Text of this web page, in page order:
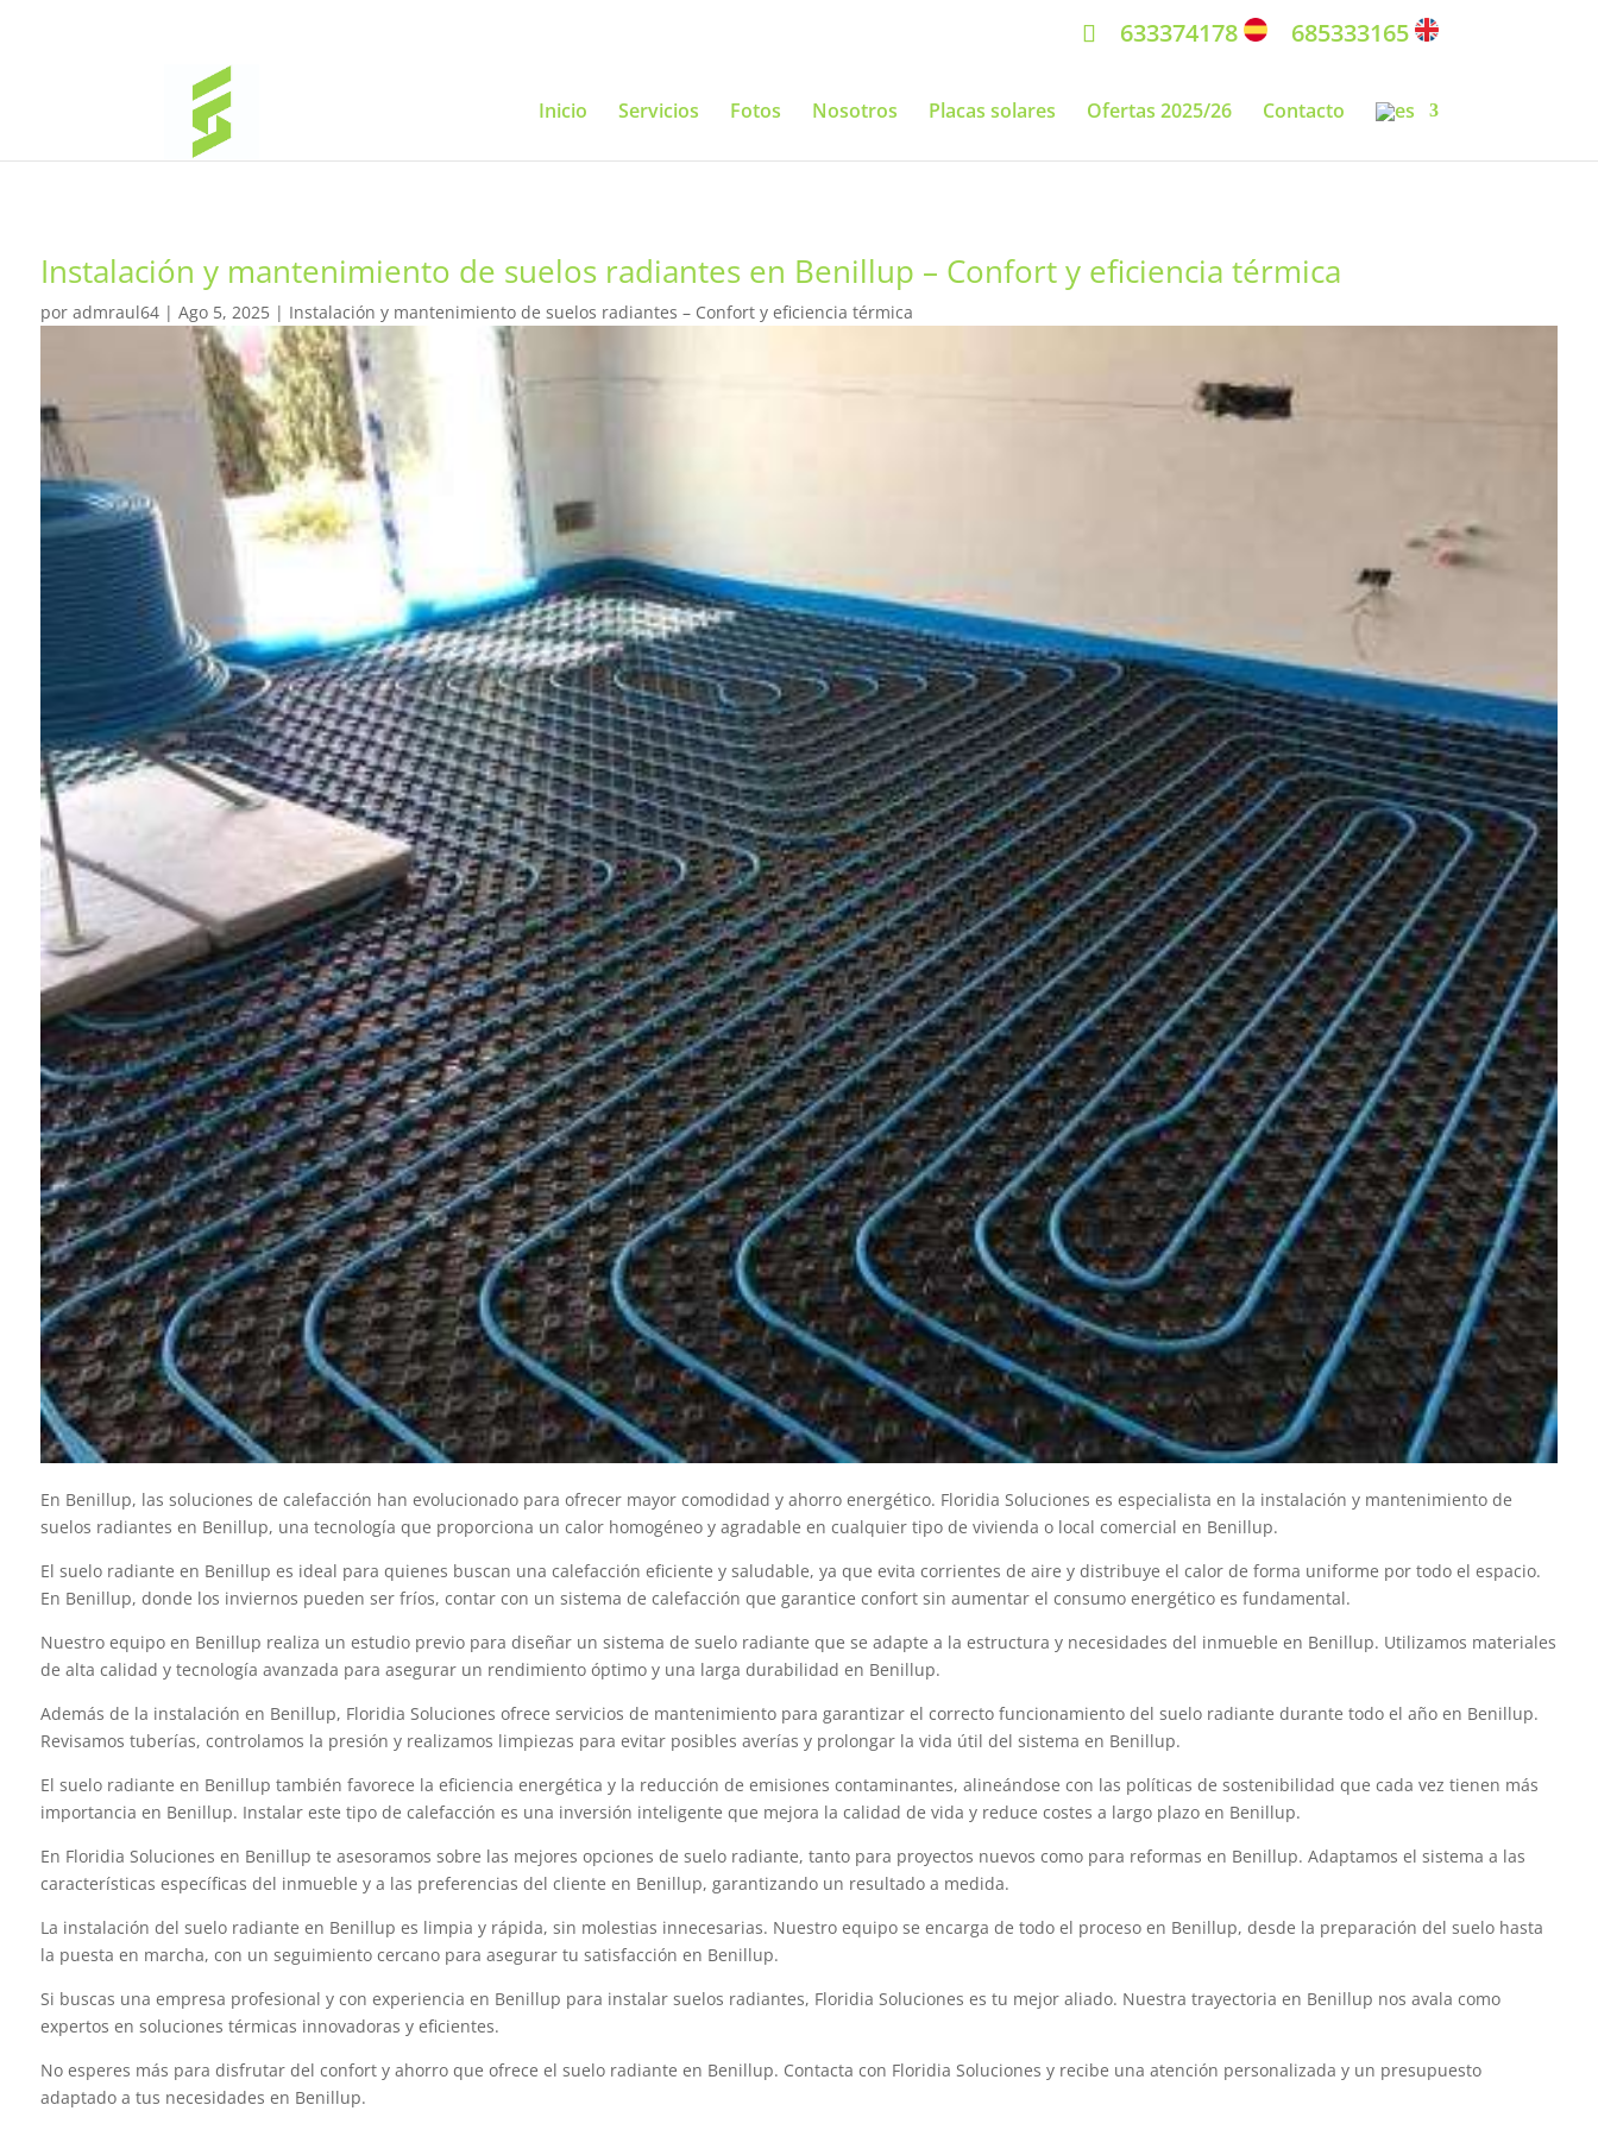
633374178 685333165
Inicio Servicios Fotos Nosotros Placas solares Ofertas 2025/26 Contacto
Instalación y mantenimiento de suelos radiantes en Benillup – Confort y eficiencia térmica
por admraul64| Ago 5, 2025| Instalación y mantenimiento de suelos radiantes – Confort y eficiencia térmica
En Benillup, las soluciones de calefacción han evolucionado para ofrecer mayor comodidad y ahorro energético. Floridia Soluciones es especialista en la instalación y mantenimiento de
suelos radiantes en Benillup, una tecnología que proporciona un calor homogéneo y agradable en cualquier tipo de vivienda o local comercial en Benillup.
El suelo radiante en Benillup es ideal para quienes buscan una calefacción eficiente y saludable, ya que evita corrientes de aire y distribuye el calor de forma uniforme por todo el espacio.
En Benillup, donde los inviernos pueden ser fríos, contar con un sistema de calefacción que garantice confort sin aumentar el consumo energético es fundamental.
Nuestro equipo en Benillup realiza un estudio previo para diseñar un sistema de suelo radiante que se adapte a la estructura y necesidades del inmueble en Benillup. Utilizamos materiales
de alta calidad y tecnología avanzada para asegurar un rendimiento óptimo y una larga durabilidad en Benillup.
Además de la instalación en Benillup, Floridia Soluciones ofrece servicios de mantenimiento para garantizar el correcto funcionamiento del suelo radiante durante todo el año en Benillup.
Revisamos tuberías, controlamos la presión y realizamos limpiezas para evitar posibles averías y prolongar la vida útil del sistema en Benillup.
El suelo radiante en Benillup también favorece la eficiencia energética y la reducción de emisiones contaminantes, alineándose con las políticas de sostenibilidad que cada vez tienen más
importancia en Benillup. Instalar este tipo de calefacción es una inversión inteligente que mejora la calidad de vida y reduce costes a largo plazo en Benillup.
En Floridia Soluciones en Benillup te asesoramos sobre las mejores opciones de suelo radiante, tanto para proyectos nuevos como para reformas en Benillup. Adaptamos el sistema a las
características específicas del inmueble y a las preferencias del cliente en Benillup, garantizando un resultado a medida.
La instalación del suelo radiante en Benillup es limpia y rápida, sin molestias innecesarias. Nuestro equipo se encarga de todo el proceso en Benillup, desde la preparación del suelo hasta
la puesta en marcha, con un seguimiento cercano para asegurar tu satisfacción en Benillup.
Si buscas una empresa profesional y con experiencia en Benillup para instalar suelos radiantes, Floridia Soluciones es tu mejor aliado. Nuestra trayectoria en Benillup nos avala como
expertos en soluciones térmicas innovadoras y eficientes.
No esperes más para disfrutar del confort y ahorro que ofrece el suelo radiante en Benillup. Contacta con Floridia Soluciones y recibe una atención personalizada y un presupuesto
adaptado a tus necesidades en Benillup.